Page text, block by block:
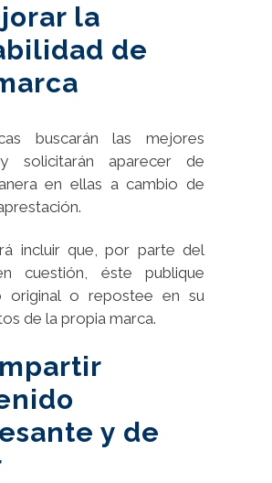
la
de
buscarán las mejores
solicitarán aparecer de
en ellas a cambio de
incluir que, por parte del
cuestión, éste publique
original o repostee en su
de la propia marca.
y de